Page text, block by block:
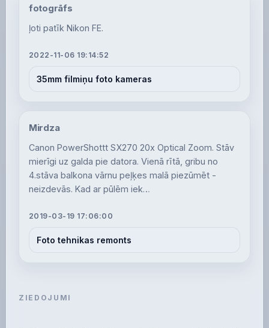
fotogrāfs
ļoti patīk Nikon FE.
2022-11-06 19:14:52
35mm filmiņu foto kameras
Mirdza
Canon PowerShottt SX270 20x Optical Zoom. Stāv
mierīgi uz galda pie datora. Vienā rītā, gribu no
4.stāva balkona vārnu peļķes malā piezūmēt -
neizdevās. Kad ar pūlēm iek…
2019-03-19 17:06:00
Foto tehnikas remonts
ZIEDOJUMI